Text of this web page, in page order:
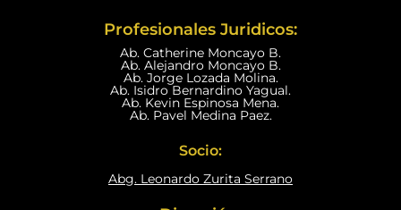
Profesionales Juridicos:
Ab. Catherine Moncayo B.
Ab. Alejandro Moncayo B.
Ab. Jorge Lozada Molina.
Ab. Isidro Bernardino Yagual.
Ab. Kevin Espinosa Mena.
Ab. Pavel Medina Paez.
Socio:
Abg. Leonardo Zurita Serrano